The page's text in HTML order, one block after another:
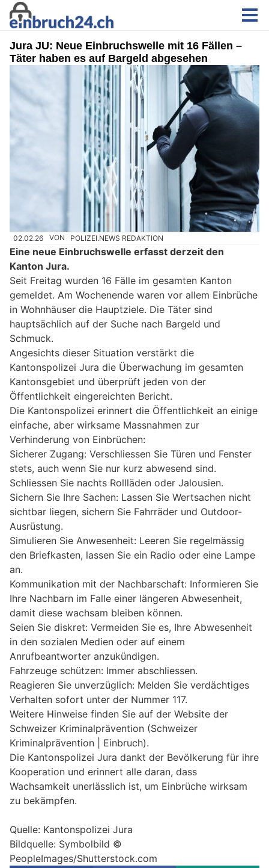
Jura JU: Neue Einbruchswelle mit 16 Fällen –
Täter haben es auf Bargeld abgesehen
02.02.26 VON POLIZEI.NEWS REDAKTION
Eine neue Einbruchswelle erfasst derzeit den
Kanton Jura.
Seit Freitag wurden 16 Fälle im gesamten Kanton
gemeldet. Am Wochenende waren vor allem Einbrüche
in Wohnhäuser die Hauptziele. Die Täter sind
hauptsächlich auf der Suche nach Bargeld und
Schmuck.
Angesichts dieser Situation verstärkt die
Kantonspolizei Jura die Überwachung im gesamten
Kantonsgebiet und überprüft jeden von der
Öffentlichkeit eingereichten Bericht.
Die Kantonspolizei erinnert die Öffentlichkeit an einige
einfache, aber wirksame Massnahmen zur
Verhinderung von Einbrüchen:
Sicherer Zugang: Verschliessen Sie Türen und Fenster
stets, auch wenn Sie nur kurz abwesend sind.
Schliessen Sie nachts Rollläden oder Jalousien.
Sichern Sie Ihre Sachen: Lassen Sie Wertsachen nicht
sichtbar liegen, sichern Sie Fahrräder und Outdoor-
Ausrüstung.
Simulieren Sie Anwesenheit: Leeren Sie regelmässig
den Briefkasten, lassen Sie ein Radio oder eine Lampe
an.
Kommunikation mit der Nachbarschaft: Informieren Sie
Ihre Nachbarn im Falle einer längeren Abwesenheit,
damit diese wachsam bleiben können.
Seien Sie diskret: Vermeiden Sie es, Ihre Abwesenheit
in den sozialen Medien oder auf einem
Anrufbeantworter anzukündigen.
Fahrzeuge schützen: Immer abschliessen.
Reagieren Sie unverzüglich: Melden Sie verdächtiges
Verhalten sofort unter der Nummer 117.
Weitere Hinweise finden Sie auf der Website der
Schweizer Kriminalprävention (Schweizer
Kriminalprävention | Einbruch).
Die Kantonspolizei Jura dankt der Bevölkerung für ihre
Kooperation und erinnert alle daran, dass
Wachsamkeit unerlässlich ist, um Einbrüche wirksam
zu bekämpfen.
Quelle: Kantonspolizei Jura
Bildquelle: Symbolbild ©
PeopleImages/Shutterstock.com